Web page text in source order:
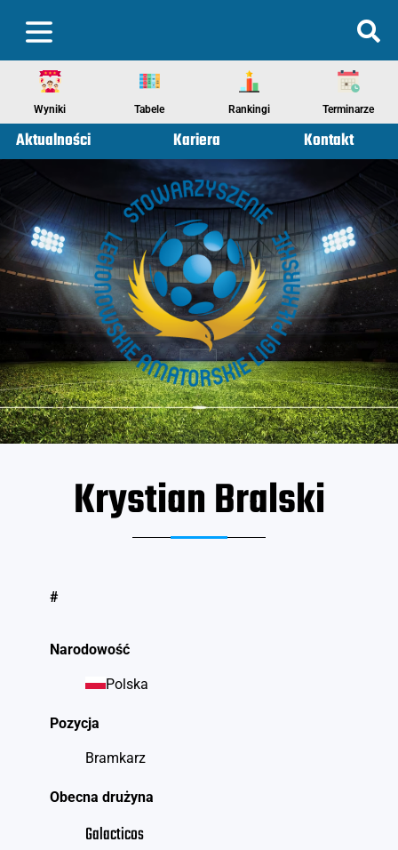
Wyniki Tabele Rankingi Terminarze
Aktualności Kariera Kontakt
Krystian Bralski
#
Narodowość
Polska
Pozycja
Bramkarz
Obecna drużyna
Galacticos